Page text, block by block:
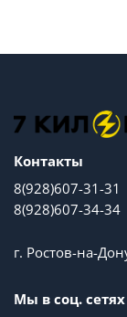
Контакты
8(928)607-31-31
8(928)607-34-34
г. Ростов-на-
Мы в соц. сетях